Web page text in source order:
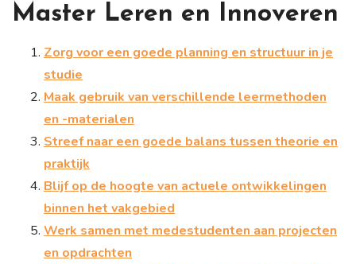
Master Leren en Innoveren
Zorg voor een goede planning en structuur in je
studie
Maak gebruik van verschillende leermethoden
en -materialen
Streef naar een goede balans tussen theorie en
praktijk
Blijf op de hoogte van actuele ontwikkelingen
binnen het vakgebied
Werk samen met medestudenten aan projecten
en opdrachten